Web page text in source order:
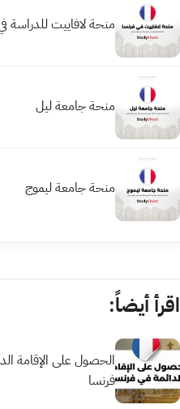
منحة لافاييت للدراسة
منحة جامعة ليل
منحة جامعة ليموج
اقرأ أيضاً:
الحصول على الإقامة
فرنسا